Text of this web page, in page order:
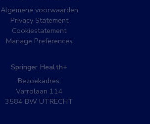
Algemene voorwaarden
Privacy Statement
Cookiestatement
Manage Preferences
Springer Health+
Bezoekadres:
Varrolaan 114
3584 BW UTRECHT